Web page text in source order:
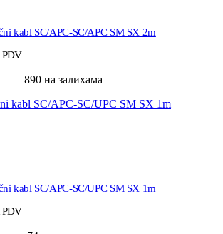
kabl SC/APC-SC/APC SM SX 2m
890 на залихама
kabl SC/APC-SC/UPC SM SX 1m